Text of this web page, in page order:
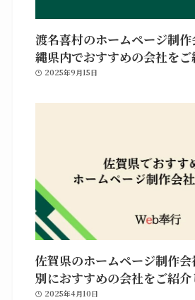
渡名喜村のホームページ制
縄県内でおすすめの会社をご
2025年9月15日
佐賀県のホームページ制作
別におすすめの会社をご紹介
2025年4月10日